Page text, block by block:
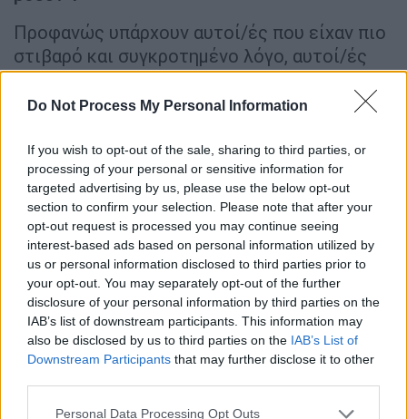
Do Not Process My Personal Information
If you wish to opt-out of the sale, sharing to third parties, or
processing of your personal or sensitive information for
targeted advertising by us, please use the below opt-out
section to confirm your selection. Please note that after your
opt-out request is processed you may continue seeing
interest-based ads based on personal information utilized by
us or personal information disclosed to third parties prior to
your opt-out. You may separately opt-out of the further
disclosure of your personal information by third parties on the
IAB’s list of downstream participants. This information may
also be disclosed by us to third parties on the IAB’s List of
Downstream Participants that may further disclose it to other
Please note that this website/app uses one or more Google
Personal Data Processing Opt Outs
Προφανώς υπάρχουν αυτοί/ές που είχαν πιο
στιβαρό και συγκροτημένο λόγο, αυτοί/ές
που έμειναν περισσότερο στην επιφάνεια, ή
στις ατάκες. Αυτό όμως μπορεί να ήταν και
αποδεικνύει τη συγκρότησή τους.
Σε κάθε περίπτωση από τηντηλεμαχία
πρόκυψε και για τους εκτόςΠΑΣΟΚπου την
είδαν, μία θετική αύρα, ένα θετικό κλίμα
απέναντι σε ένα κόμμα που μπορεί και
συζητάει πολιτισμένα τις διαφορετικές
απόψεις που έχει εντός του. Και που ίσως
αξίζει το ενδιαφέρον και την προσοχή τους.
Και αυτό τονίζεται ακόμη περισσότερο, αν